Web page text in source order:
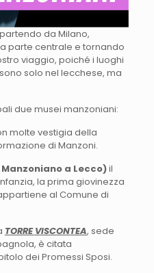
da Milano,
parte centrale e tornando
viaggio, poiché i luoghi
solo nel lecchese, ma
due musei manzoniani:
molte vestigia della
di Manzoni.
a Lecco)il
la prima giovinezza
al Comune di
TORREVISCONTEA, sede
è citata
dei Promessi Sposi.